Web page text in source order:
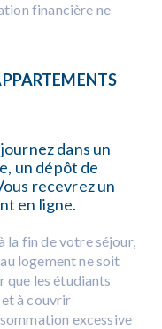
financière ne
dans un
un dépôt de
recevrez un
en ligne.
la fin de votre séjour,
logement ne soit
que les étudiants
à couvrir
excessive